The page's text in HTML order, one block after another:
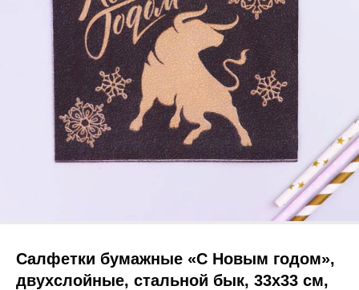
Салфетки бумажные «С Новым годом»,
двухслойные, стальной бык, 33х33 см,